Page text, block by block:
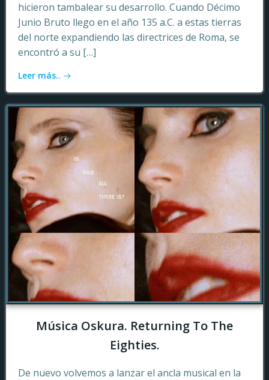
hicieron tambalear su desarrollo. Cuando Décimo
Junio Bruto llego en el año 135 a.C. a estas tierras
del norte expandiendo las directrices de Roma, se
encontró a su […]
Leer más..
Música Oskura. Returning To The
Eighties.
De nuevo volvemos a lanzar el ancla musical en la